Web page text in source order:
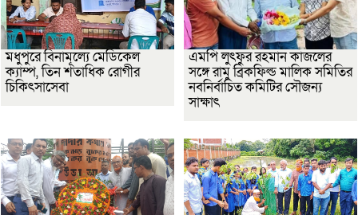
মধুপুরে বিনামূল্যে মেডিকেল
ক্যাম্প, তিন শতাধিক রোগীর
চিকিৎসাসেবা
এমপি লুৎফুর রহমান কাজলের
সঙ্গে রামু ব্রিকফিল্ড মালিক সমিতির
নবনির্বাচিত কমিটির সৌজন্য
সাক্ষাৎ